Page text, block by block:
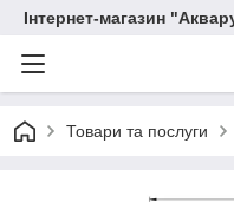
Інтернет-магазин
Товари та послуги